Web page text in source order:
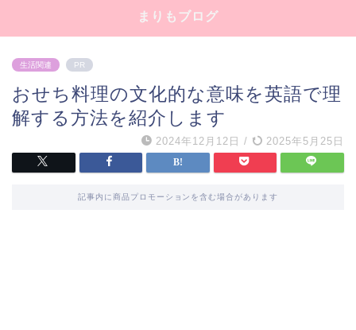
まりもブログ
生活関連 PR
おせち料理の文化的な意味を英語で理
解する方法を紹介します
2024年12月12日 / 2025年5月25日
記事内に商品プロモーションを含む場合があります